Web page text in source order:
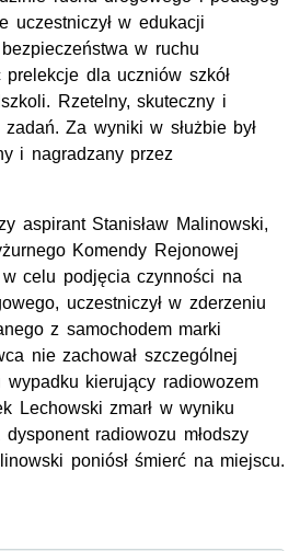
uczestniczył w edukacji
w ruchu
dla uczniów szkół
Rzetelny, skuteczny i
Za wyniki w służbie był
i nagradzany przez
aspirant Stanisław Malinowski,
Komendy Rejonowej
celu podjęcia czynności na
uczestniczył w zderzeniu
z samochodem marki
nie zachował szczególnej
kierujący radiowozem
Lechowski zmarł w wyniku
radiowozu młodszy
poniósł śmierć na miejscu.